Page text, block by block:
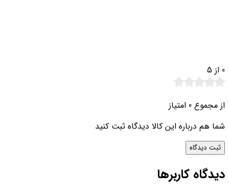
0 از 5
از مجموع 0 امتیاز
شما هم درباره این کالا دیدگاه ثبت کنید
ثبت دیدگاه
دیدگاه کاربرها